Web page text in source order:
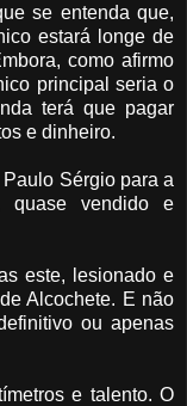
se entenda que,
estará longe de
como afirmo
principal seria o
terá que pagar
e dinheiro.
Sérgio para a
quase vendido e
este, lesionado e
Alcochete. E não
ou apenas
e talento. O